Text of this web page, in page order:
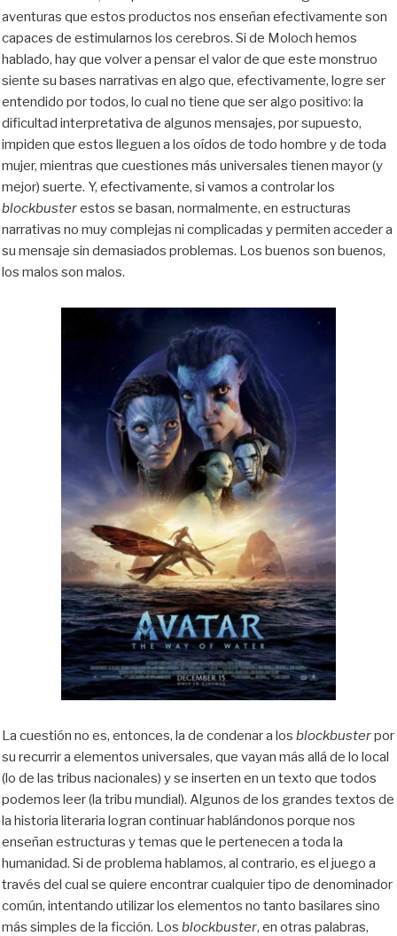
aventuras que estos productos nos enseñan efectivamente son
capaces de estimularnos los cerebros. Si de Moloch hemos
hablado, hay que volver a pensar el valor de que este monstruo
siente su bases narrativas en algo que, efectivamente, logre ser
entendido por todos, lo cual no tiene que ser algo positivo: la
dificultad interpretativa de algunos mensajes, por supuesto,
impiden que estos lleguen a los oídos de todo hombre y de toda
mujer, mientras que cuestiones más universales tienen mayor (y
mejor) suerte. Y, efectivamente, si vamos a controlar los
blockbusterestos se basan, normalmente, en estructuras
narrativas no muy complejas ni complicadas y permiten acceder a
su mensaje sin demasiados problemas. Los buenos son buenos,
los malos son malos.
La cuestión no es, entonces, la de condenar a los blockbusterpor
su recurrir a elementos universales, que vayan más allá de lo local
(lo de las tribus nacionales) y se inserten en un texto que todos
podemos leer (la tribu mundial). Algunos de los grandes textos de
la historia literaria logran continuar hablándonos porque nos
enseñan estructuras y temas que le pertenecen a toda la
humanidad. Si de problema hablamos, al contrario, es el juego a
través del cual se quiere encontrar cualquier tipo de denominador
común, intentando utilizar los elementos no tanto basilares sino
más simples de la ficción. Los blockbuster, en otras palabras,